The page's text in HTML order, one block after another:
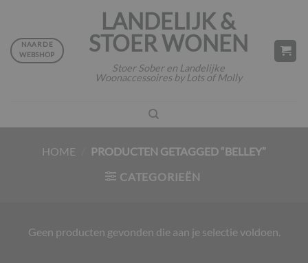
inhoud
LANDELIJK &
STOER WONEN
Stoer Sober en Landelijke
Woonaccessoires by Lots of Molly
NAAR DE
WEBSHOP
HOME
PRODUCTEN GETAGGED “BELLEY”
CATEGORIEËN
Geen producten gevonden die aan je selectie voldoen.